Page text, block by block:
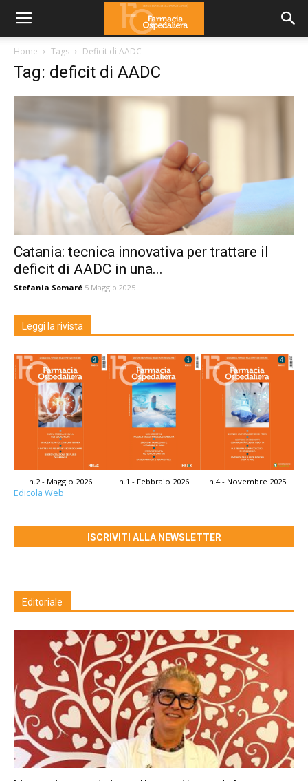
Home Tags Deficit di AADC
Tag: deficit di AADC
Catania: tecnica innovativa per trattare il
deficit di AADC in una...
Stefania Somaré 5 Maggio 2025
Leggi la rivista
n.2 - Maggio 2026 n.1 - Febbraio 2026 n.4 - Novembre 2025
Edicola Web
ISCRIVITI ALLA NEWSLETTER
Editoriale